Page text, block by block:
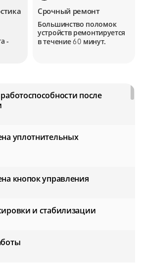
-
Срочный ремонт
Большинство поломок
устройств ремонтируется
в течение60 минут.
после
уплотнительных
кнопок управления
и стабилизации